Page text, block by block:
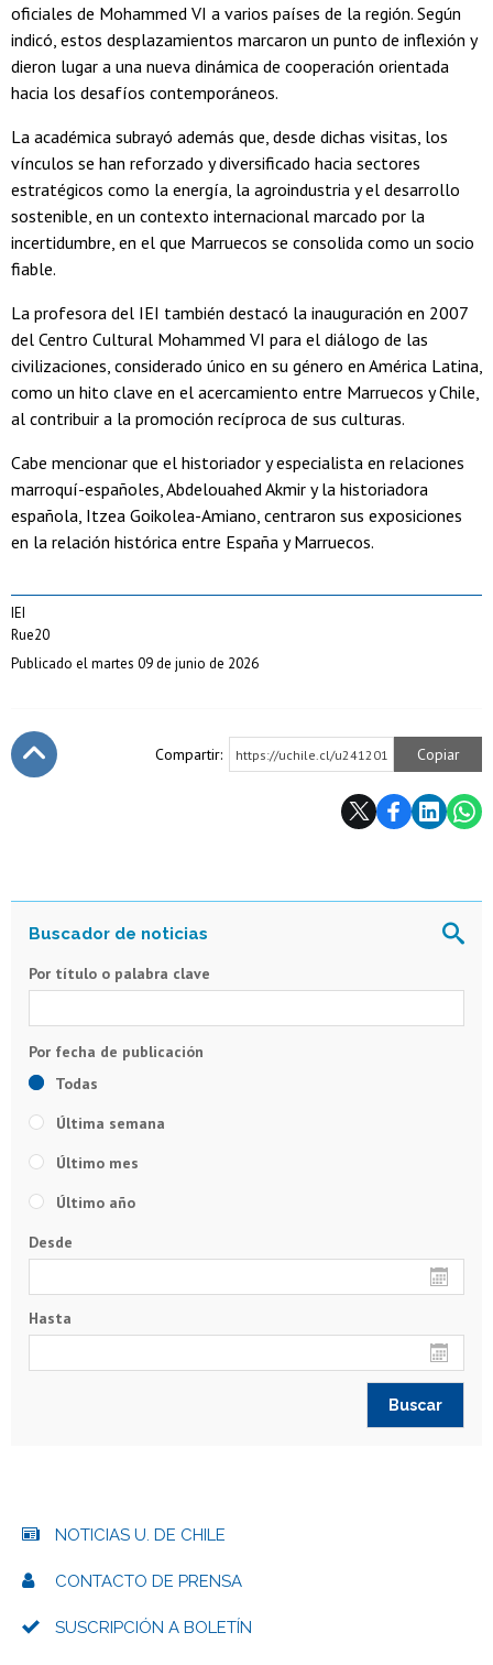
oficiales de Mohammed VI a varios países de la región. Según
indicó, estos desplazamientos marcaron un punto de inflexión y
dieron lugar a una nueva dinámica de cooperación orientada
hacia los desafíos contemporáneos.
La académica subrayó además que, desde dichas visitas, los
vínculos se han reforzado y diversificado hacia sectores
estratégicos como la energía, la agroindustria y el desarrollo
sostenible, en un contexto internacional marcado por la
incertidumbre, en el que Marruecos se consolida como un socio
fiable.
La profesora del IEI también destacó la inauguración en 2007
del Centro Cultural Mohammed VI para el diálogo de las
civilizaciones, considerado único en su género en América Latina,
como un hito clave en el acercamiento entre Marruecos y Chile,
al contribuir a la promoción recíproca de sus culturas.
Cabe mencionar que el historiador y especialista en relaciones
marroquí-españoles, Abdelouahed Akmir y la historiadora
española, Itzea Goikolea-Amiano, centraron sus exposiciones
en la relación histórica entre España y Marruecos.
IEI
Rue20
Publicado el martes 09 de junio de 2026
Compartir: https://uchile.cl/u241201 Copiar
Por título o palabra clave
Todas
Última semana
Último mes
Último año
Desde
Hasta
NOTICIAS U. DE CHILE
CONTACTO DE PRENSA
SUSCRIPCIÓN A BOLETÍN